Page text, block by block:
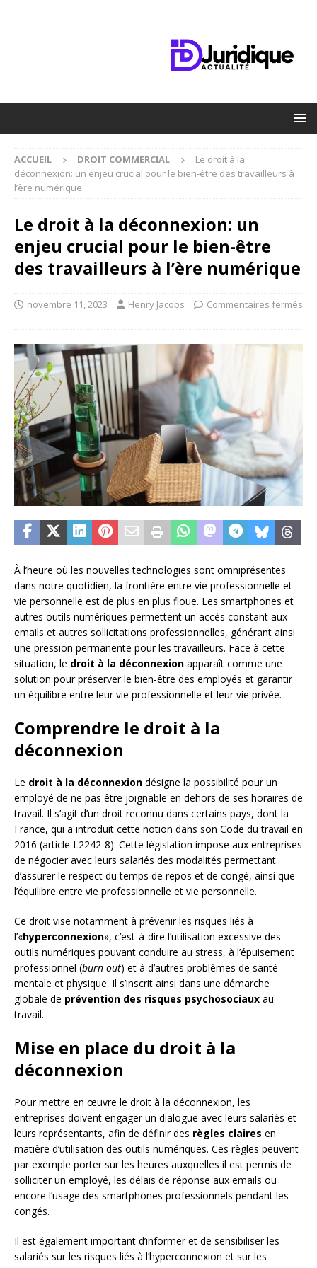
ACCUEIL DROIT COMMERCIAL
Le droit à la
déconnexion: un enjeu crucial pour le bien-être des travailleurs à
l’ère numérique
Le droit à la déconnexion: un
enjeu crucial pour le bien-être
des travailleurs à l’ère numérique
novembre 11, 2023 Henry Jacobs Commentaires fermés
À l’heure où les nouvelles technologies sont omniprésentes
dans notre quotidien, la frontière entre vie professionnelle et
vie personnelle est de plus en plus floue. Les smartphones et
autres outils numériques permettent un accès constant aux
emails et autres sollicitations professionnelles, générant ainsi
une pression permanente pour les travailleurs. Face à cette
situation, le droit à la déconnexion apparaît comme une
solution pour préserver le bien-être des employés et garantir
un équilibre entre leur vie professionnelle et leur vie privée.
Comprendre le droit à la
déconnexion
Le droit à la déconnexion désigne la possibilité pour un
employé de ne pas être joignable en dehors de ses horaires de
travail. Il s’agit d’un droit reconnu dans certains pays, dont la
France, qui a introduit cette notion dans son Code du travail en
2016 (article L2242-8). Cette législation impose aux entreprises
de négocier avec leurs salariés des modalités permettant
d’assurer le respect du temps de repos et de congé, ainsi que
l’équilibre entre vie professionnelle et vie personnelle.
Ce droit vise notamment à prévenir les risques liés à
l’«hyperconnexion», c’est-à-dire l’utilisation excessive des
outils numériques pouvant conduire au stress, à l’épuisement
professionnel (burn-out) et à d’autres problèmes de santé
mentale et physique. Il s’inscrit ainsi dans une démarche
globale de prévention des risques psychosociaux au
travail.
Mise en place du droit à la
déconnexion
Pour mettre en œuvre le droit à la déconnexion, les
entreprises doivent engager un dialogue avec leurs salariés et
leurs représentants, afin de définir des règles claires en
matière d’utilisation des outils numériques. Ces règles peuvent
par exemple porter sur les heures auxquelles il est permis de
solliciter un employé, les délais de réponse aux emails ou
encore l’usage des smartphones professionnels pendant les
congés.
Il est également important d’informer et de sensibiliser les
salariés sur les risques liés à l’hyperconnexion et sur les